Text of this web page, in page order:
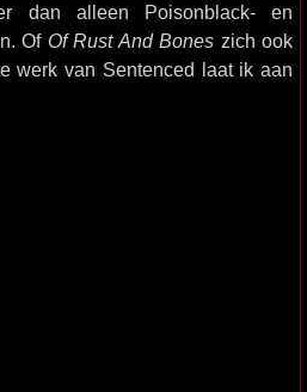
dan alleen Poisonblack- en
Of Of Rust And Bones zich ook
werk van Sentenced laat ik aan